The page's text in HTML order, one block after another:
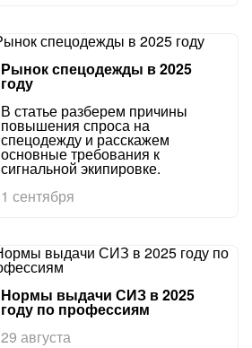
Рынок спецодежды в 2025
году
В статье разберем причины
повышения спроса на
спецодежду и расскажем
основные требования к
сигнальной экипировке.
1 сентября
Нормы выдачи СИЗ в 2025
году по профессиям
29 августа